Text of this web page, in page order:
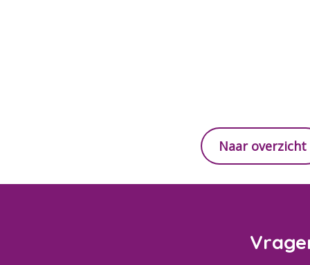
Naar overzicht